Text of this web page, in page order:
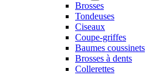
Brosses
Tondeuses
Ciseaux
Coupe-griffes
Baumes coussinets
Brosses à dents
Collerettes